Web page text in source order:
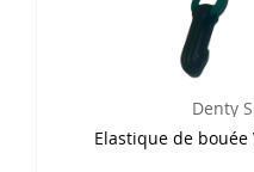
Denty
Elastique de